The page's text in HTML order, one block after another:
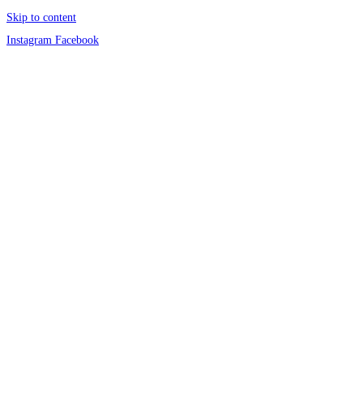
Skip to content
Instagram Facebook